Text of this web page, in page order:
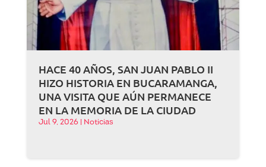
HACE 40 AÑOS, SAN JUAN PABLO II
HIZO HISTORIA EN BUCARAMANGA,
UNA VISITA QUE AÚN PERMANECE
EN LA MEMORIA DE LA CIUDAD
Jul 9, 2026 Noticias